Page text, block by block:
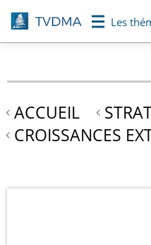
Aller
au
contenu
Les
ACCUEIL
CROISSANCES